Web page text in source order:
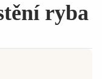
ryba